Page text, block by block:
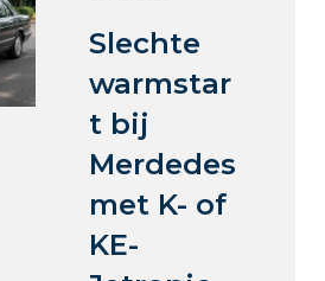
Slechte
warmstar
t bij
Merdedes
met K- of
KE-